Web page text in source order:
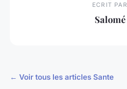
ECRIT PAR
Salomé
← Voir tous les articles Sante